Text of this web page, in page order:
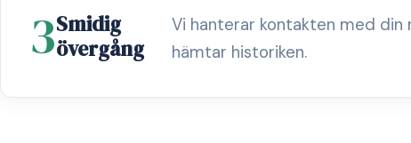
3Smidig
övergång
Vi hanterar kontakten med din
hämtar historiken.